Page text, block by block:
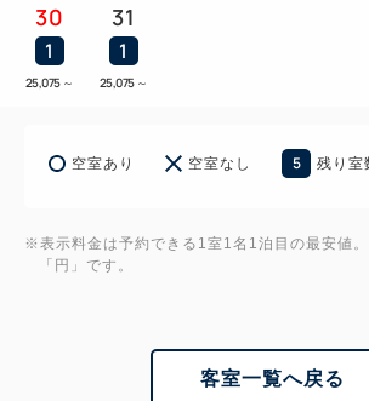
30
1
25,075 ～
31
1
25,075 ～
空室あり 空室なし 5 残り室
※表示料金は予約できる1室1名1泊目の最安値
「円」です。
客室一覧へ戻る